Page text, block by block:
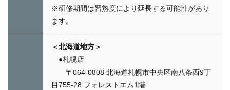
※研修期間は習熟度により延長する可能性があり
ます。
＜北海道地方＞
●札幌店
〒064-0808 北海道札幌市中央区南八条西9丁
目755-28 フォレストエム1階